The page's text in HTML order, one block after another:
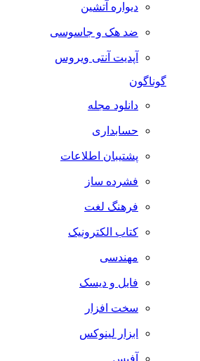
دیواره آتشین
ضد هک و جاسوسی
آپدیت آنتی ویروس
گوناگون
دانلود مجله
حسابداری
پشتیبان اطلاعات
فشرده ساز
فرهنگ لغت
کتاب الکترونیک
مهندسی
فایل و دیسک
سخت افزار
ابزار لینوکس
آفیس